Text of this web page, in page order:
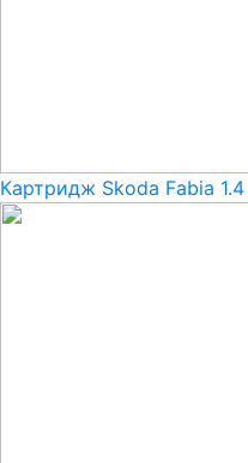
Картридж Skoda Fabia